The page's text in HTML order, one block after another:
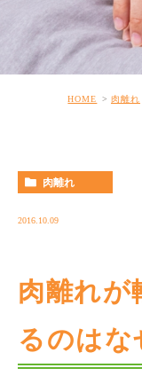
HOME 肉離れ
肉離れ
2016.10.09
肉離れが
るのはな